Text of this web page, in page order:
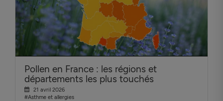
Pollen en France : les régions et
départements les plus touchés
21 avril 2026
#Asthme et allergies